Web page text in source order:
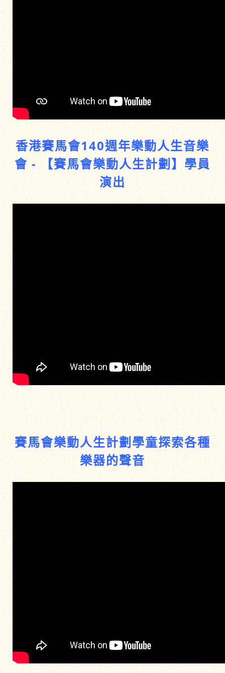
香港賽馬會140週年樂動人生音樂
會 - 【賽馬會樂動人生計劃】學員
演出
賽馬會樂動人生計劃學童探索各種
樂器的聲音